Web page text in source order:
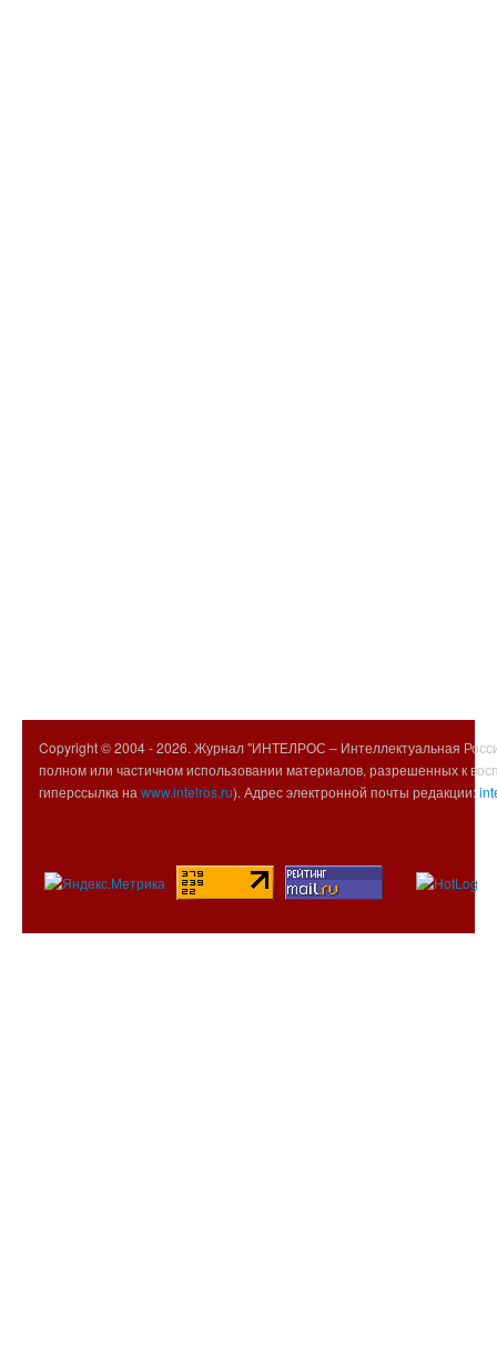
Copyright © 2004 -2026. Журнал "ИНТЕЛРОС – Интеллектуальная
полном или частичном использовании материалов, разрешенных к
гиперссылка на www.intelros.ru). Адрес электронной почты редакции: